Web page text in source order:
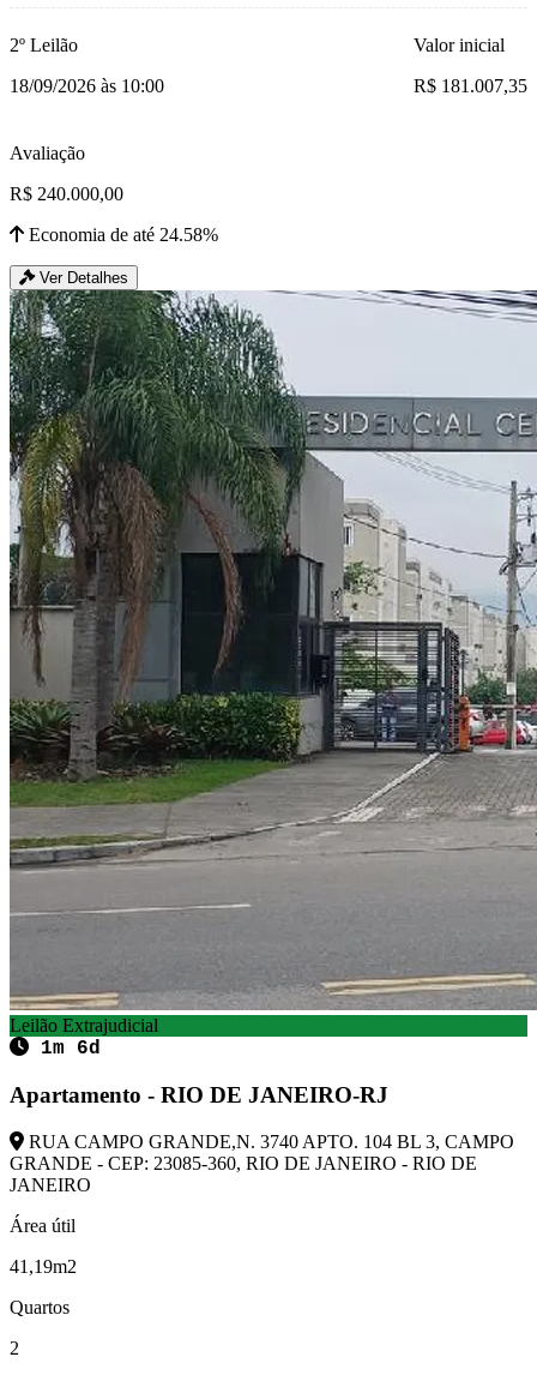
2º Leilão
18/09/2026 às 10:00
Valor inicial
R$ 181.007,35
Avaliação
R$ 240.000,00
Economia de até 24.58%
Ver Detalhes
Leilão Extrajudicial
1m 6d
Apartamento - RIO DE JANEIRO-RJ
RUA CAMPO GRANDE,N. 3740 APTO. 104 BL 3, CAMPO
GRANDE - CEP: 23085-360, RIO DE JANEIRO - RIO DE
JANEIRO
Área útil
41,19m2
Quartos
2